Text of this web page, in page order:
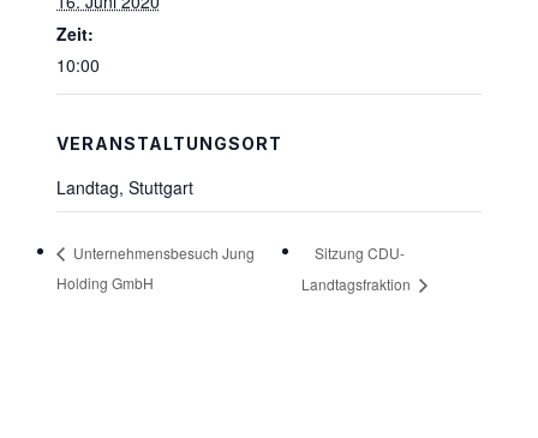
Zeit:
10:00
VERANSTALTUNGSORT
Landtag, Stuttgart
Unternehmensbesuch Jung
Holding GmbH
Sitzung CDU-
Landtagsfraktion